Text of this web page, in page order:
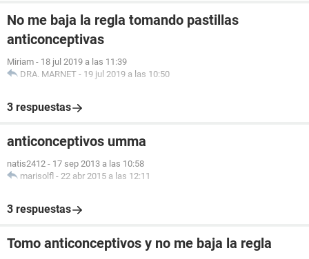
No me baja la regla tomando pastillas
anticonceptivas
Miriam - 18 jul 2019 a las 11:39
DRA. MARNET - 19 jul 2019 a las 10:50
3 respuestas
anticonceptivos umma
natis2412 - 17 sep 2013 a las 10:58
marisolfl - 22 abr 2015 a las 12:11
3 respuestas
Tomo anticonceptivos y no me baja la regla